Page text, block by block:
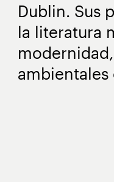
Dublin. Sus
la literatura